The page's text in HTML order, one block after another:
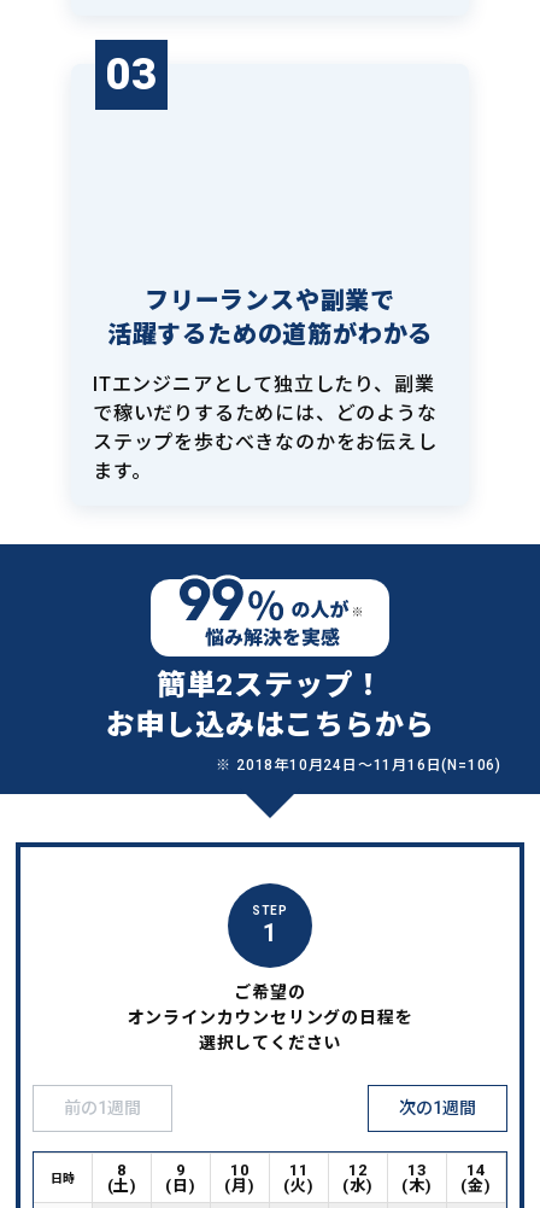
03
フリーランスや副業で
活躍するための道筋がわかる
ITエンジニアとして独立したり、副業
で稼いだりするためには、どのような
ステップを歩むべきなのかをお伝えし
ます。
簡単2ステップ！
お申し込みはこちらから
※ 2018年10月24日〜11月16日(N=106)
STEP
1
ご希望の
オンラインカウンセリングの日程を
選択してください
前の1週間 次の1週間
日時
8
(土)
9
( 日)
10
(月 )
11
(火)
12
(水)
13
(木)
14
(金)